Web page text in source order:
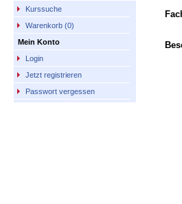
Kurssuche
Warenkorb (0)
Mein Konto
Login
Jetzt registrieren
Passwort vergessen